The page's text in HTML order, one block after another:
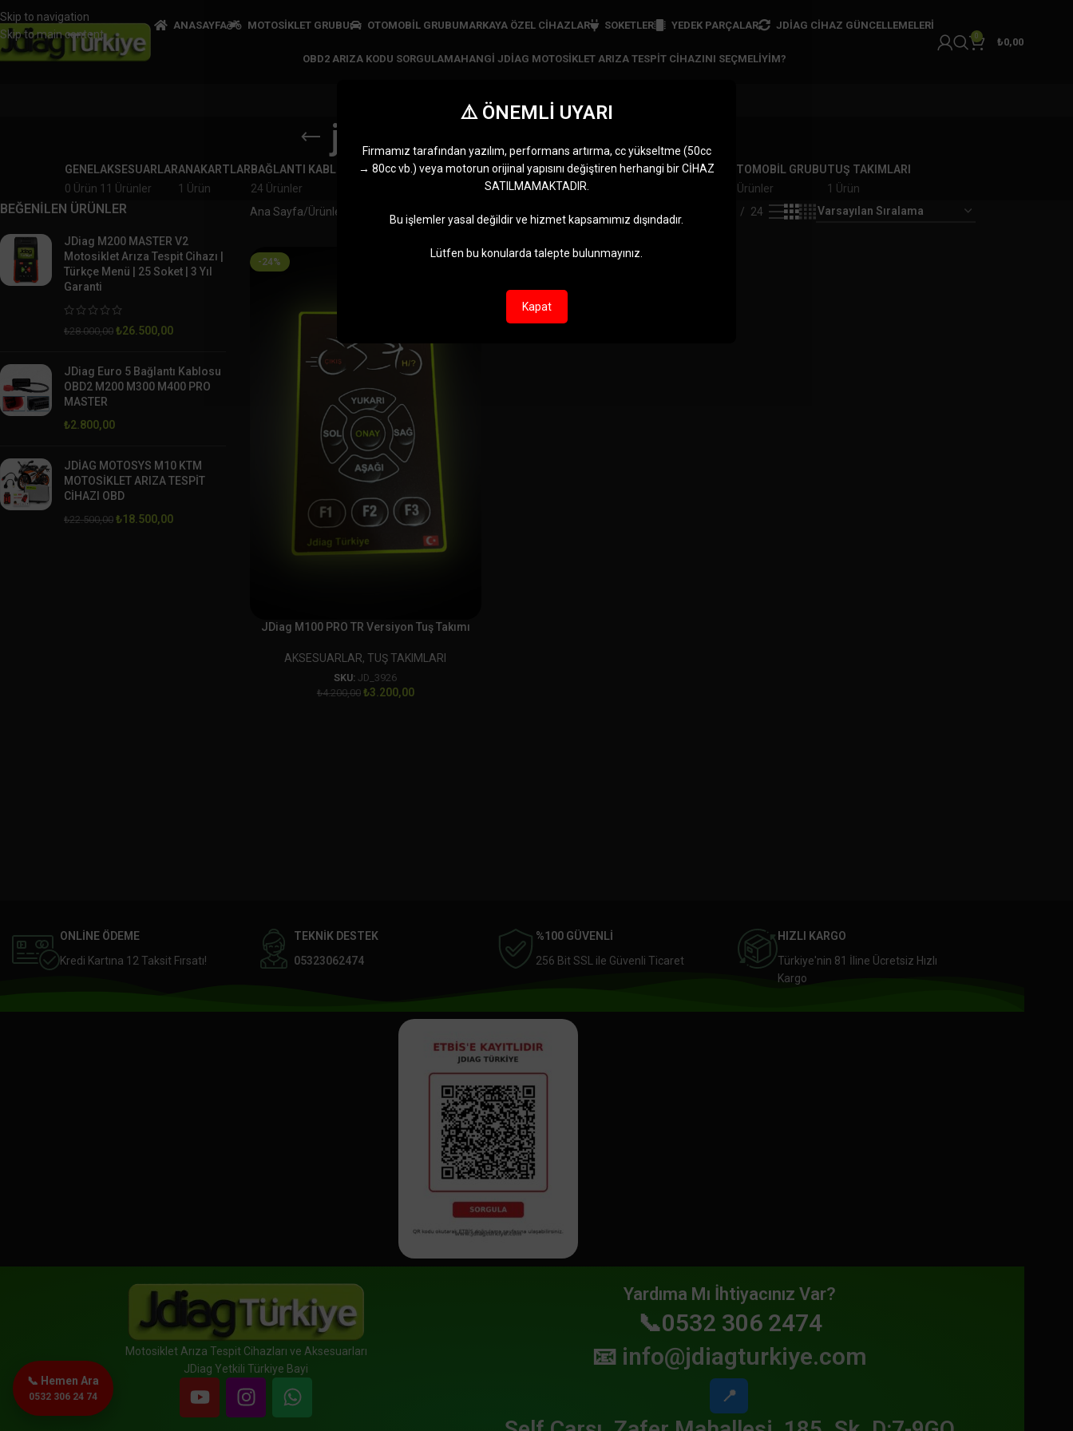
Skip to navigation
Skip to main content
ANASAYFA MOTOSİKLET GRUBU OTOMOBİL GRUBUMARKAYA ÖZEL CIHAZLAR SOKETLER YEDEK PARÇALAR JDIAG CIHAZ GÜNCELLEMELERI
OBD2 ARIZA KODU SORGULAMAHANGI JDIAG MOTOSIKLET ARIZA TESPIT CIHAZINI SEÇMELIYIM?
0
₺0,00
jdiag türkçe tuş takımı
GENEL
0 Ürün
AKSESUARLAR
11 Ürünler
ANAKARTLAR
1 Ürün
BAĞLANTI KABLOLARI
24 Ürünler
JDIAG CIHAZLARIMARKAYA ÖZEL CIHAZLAR
5 Ürünler
MOTOMASTEROBDSTAR
OTOMOBİL GRUBU
7 Ürünler
TUŞ TAKIMLARI
1 Ürün
BEĞENİLEN ÜRÜNLER
JDiag M200 MASTER V2
Motosiklet Arıza Tespit Cihazı |
Türkçe Menü | 25 Soket | 3 Yıl
Garanti
₺28.000,00 ₺26.500,00
JDiag Euro 5 Bağlantı Kablosu
OBD2 M200 M300 M400 PRO
MASTER
₺2.800,00
JDİAG MOTOSYS M10 KTM
MOTOSİKLET ARIZA TESPİT
CİHAZI OBD
₺22.500,00 ₺18.500,00
Ana Sayfa Ürünler “jdiag türkçe tuş takımı” olarak etiketlendi 24
-24%
JDiag M100 PRO TR Versiyon Tuş Takımı
AKSESUARLAR,TUŞ TAKIMLARI
SKU: JD_3926
₺4.200,00 ₺3.200,00
ONLİNE ÖDEME
Kredi Kartına 12 Taksit Fırsatı!
TEKNİK DESTEK
05323062474
%100 GÜVENLİ
256 Bit SSL ile Güvenli Ticaret
HIZLI KARGO
Türkiye'nin 81 İline Ücretsiz Hızlı
Kargo
Motosiklet Arıza Tespit Cihazları ve Aksesuarları
JDiag Yetkili Türkiye Bayi
Yardıma Mı İhtiyacınız Var?
📞0532 306 2474
📧 info@jdiagturkiye.com
📍
📞 Hemen Ara
0532 306 24 74
⚠️ ÖNEMLİ UYARI
Firmamız tarafından yazılım, performans artırma, cc yükseltme (50cc
→ 80cc vb.) veya motorun orijinal yapısını değiştiren herhangi bir CİHAZ
SATILMAMAKTADIR.
Bu işlemler yasal değildir ve hizmet kapsamımız dışındadır.
Lütfen bu konularda talepte bulunmayınız.
Kapat